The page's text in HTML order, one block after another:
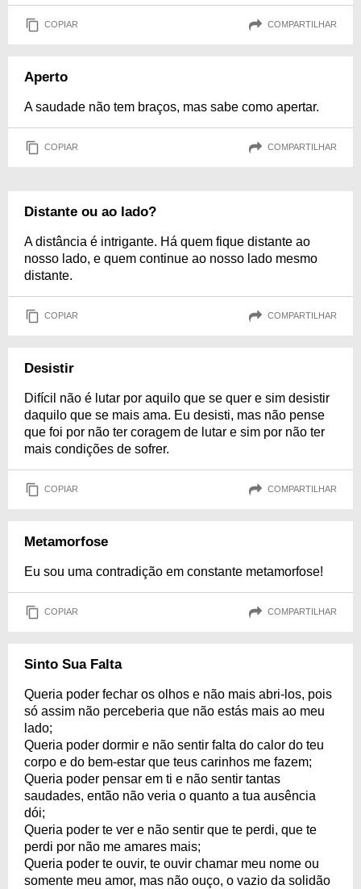
COPIAR COMPARTILHAR
Aperto
A saudade não tem braços, mas sabe como apertar.
COPIAR COMPARTILHAR
Distante ou ao lado?
A distância é intrigante. Há quem fique distante ao
nosso lado, e quem continue ao nosso lado mesmo
distante.
COPIAR COMPARTILHAR
Desistir
Difícil não é lutar por aquilo que se quer e sim desistir
daquilo que se mais ama. Eu desisti, mas não pense
que foi por não ter coragem de lutar e sim por não ter
mais condições de sofrer.
COPIAR COMPARTILHAR
Metamorfose
Eu sou uma contradição em constante metamorfose!
COPIAR COMPARTILHAR
Sinto Sua Falta
Queria poder fechar os olhos e não mais abri-los, pois
só assim não perceberia que não estás mais ao meu
lado;
Queria poder dormir e não sentir falta do calor do teu
corpo e do bem-estar que teus carinhos me fazem;
Queria poder pensar em ti e não sentir tantas
saudades, então não veria o quanto a tua ausência
dói;
Queria poder te ver e não sentir que te perdi, que te
perdi por não me amares mais;
Queria poder te ouvir, te ouvir chamar meu nome ou
somente meu amor, mas não ouço, o vazio da solidão